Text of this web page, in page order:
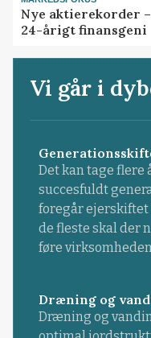
Nye aktierekorder
24-årigt finansgeni
Vi går i
Det kan tage flere
succesfuldt
foregår ejerskiftet
de fleste skal der
føre
Dræning og
Dræning og